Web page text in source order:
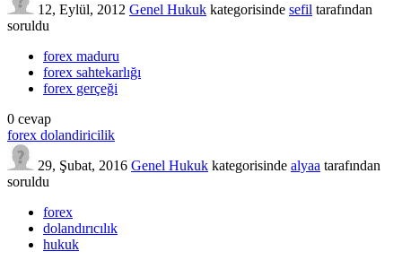
12, Eylül, 2012 Genel Hukuk kategorisinde sefil tarafından
soruldu
forex maduru
forex sahtekarlığı
forex gerçeği
0 cevap
forex dolandiricilik
29, Şubat, 2016 Genel Hukuk kategorisinde alyaa tarafından
soruldu
forex
dolandırıcılık
hukuk